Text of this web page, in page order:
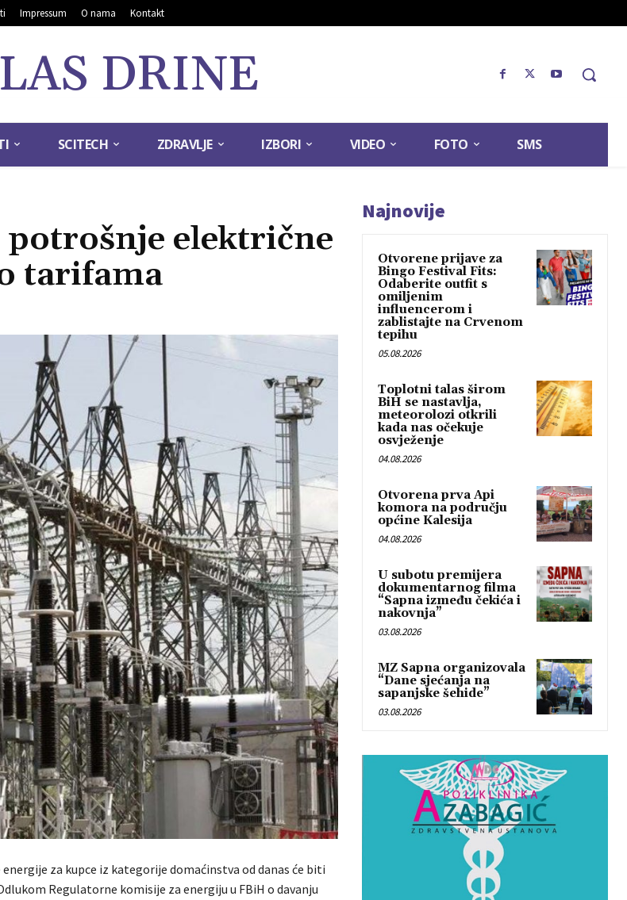
Impressum O nama Kontakt
DRINE
SCITECH ZDRAVLJE IZBORI VIDEO FOTO SMS
potrošnje električne
tarifama
za kupce iz kategorije domaćinstva od danas će biti
Regulatorne komisije za energiju u FBiH o davanju
Najnovije
Otvorene prijave za
Bingo Festival Fits:
Odaberite outfit s
omiljenim
influencerom i
zablistajte na Crvenom
tepihu
05.08.2026
Toplotni talas širom
BiH se nastavlja,
meteorolozi otkrili
kada nas očekuje
osvježenje
04.08.2026
Otvorena prva Api
komora na području
općine Kalesija
04.08.2026
U subotu premijera
dokumentarnog filma
“Sapna između čekića i
nakovnja”
03.08.2026
MZ Sapna organizovala
“Dane sjećanja na
sapanjske šehide”
03.08.2026